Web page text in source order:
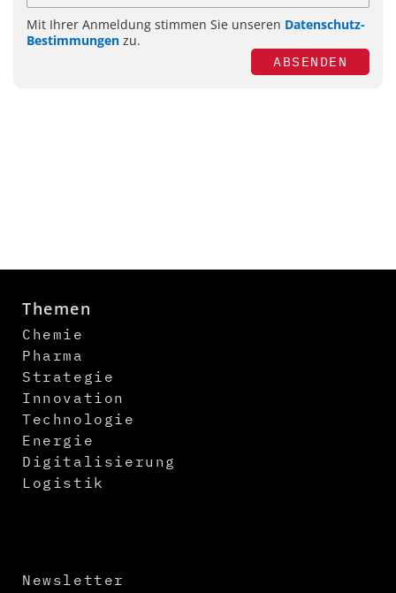
Mit Ihrer Anmeldung stimmen Sie unseren Datenschutz-
Bestimmungen zu.
ABSENDEN
Themen
Chemie
Pharma
Strategie
Innovation
Technologie
Energie
Digitalisierung
Logistik
Newsletter